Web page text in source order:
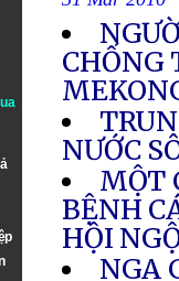
CHỐNG
NƯỚC
MỘT
BỆNH
HỘI
NGA